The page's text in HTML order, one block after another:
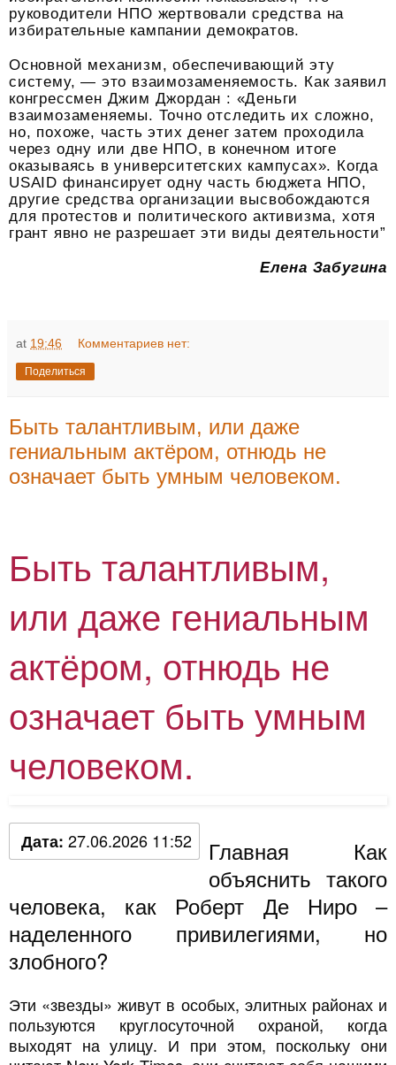
руководители НПО жертвовали средства на
избирательные кампании демократов.
Основной механизм, обеспечивающий эту
систему, — это взаимозаменяемость. Как заявил
конгрессмен Джим Джордан : «Деньги
взаимозаменяемы. Точно отследить их сложно,
но, похоже, часть этих денег затем проходила
через одну или две НПО, в конечном итоге
оказываясь в университетских кампусах». Когда
USAID финансирует одну часть бюджета НПО,
другие средства организации высвобождаются
для протестов и политического активизма, хотя
грант явно не разрешает эти виды деятельности”
Елена Забугина
at 19:46 Комментариев нет:
Поделиться
Быть талантливым, или даже
гениальным актёром, отнюдь не
означает быть умным человеком.
Быть талантливым,
или даже гениальным
актёром, отнюдь не
означает быть умным
человеком.
Дата: 27.06.2026 11:52
Главная Как
объяснить такого
человека, как Роберт Де Ниро –
наделенного привилегиями, но
злобного?
Эти «звезды» живут в особых, элитных районах и
пользуются круглосуточной охраной, когда
выходят на улицу. И при этом, поскольку они